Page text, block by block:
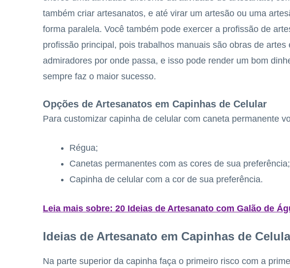
também criar artesanatos, e até virar um artesão ou uma
forma paralela. Você também pode exercer a profissão de
profissão principal, pois trabalhos manuais são obras de
admiradores por onde passa, e isso pode render um bom
sempre faz o maior sucesso.
Opções de Artesanatos em Capinhas de Celular
Para customizar capinha de celular com caneta permanente
Régua;
Canetas permanentes com as cores de sua preferência;
Capinha de celular com a cor de sua preferência.
Leia mais sobre: 20 Ideias de Artesanato com Galão de
Ideias de Artesanato em Capinhas de
Na parte superior da capinha faça o primeiro risco com a